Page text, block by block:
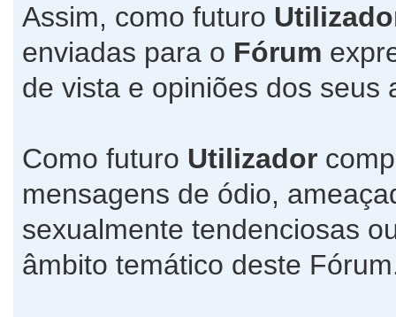
Assim, como futuro
enviadas para o Fórum
de vista e opiniões dos seus
Como futuro Utilizador
mensagens de ódio,
sexualmente tendenciosas
âmbito temático deste